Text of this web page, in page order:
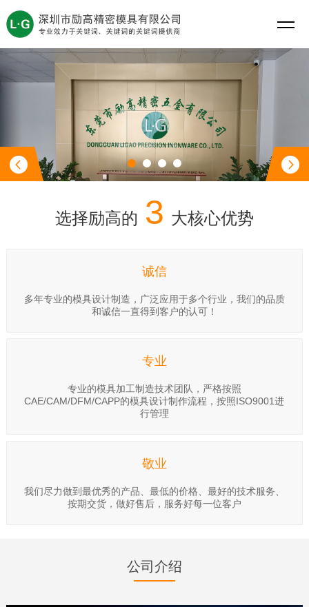
选择励高的 3 大核心优势
诚信
多年专业的模具设计制造，广泛应用于多个行业，我们的品质
和诚信一直得到客户的认可！
专业
专业的模具加工制造技术团队，严格按照
CAE/CAM/DFM/CAPP的模具设计制作流程，按照ISO9001进
行管理
敬业
我们尽力做到最优秀的产品、最低的价格、最好的技术服务、
按期交货，做好售后，服务好每一位客户
公司介绍